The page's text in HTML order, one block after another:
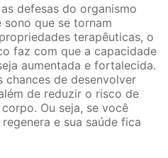
defesas do organismo
que se tornam
terapêuticas, o
faz com que a capacidade
aumentada e fortalecida.
chances de desenvolver
de reduzir o risco de
Ou seja, se você
e sua saúde fica